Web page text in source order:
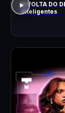
A VOLTA DO
inteligentes